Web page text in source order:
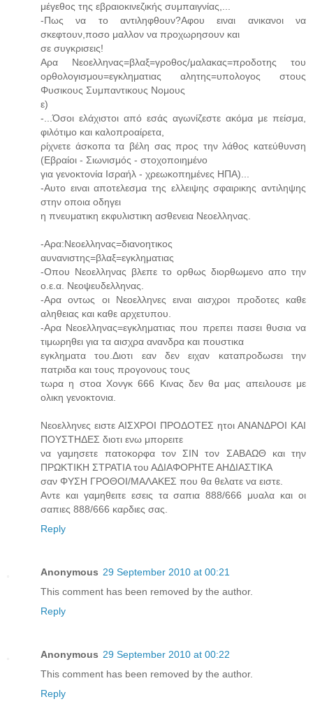
μέγεθος της εβραιοκινεζικής συμπαιγνίας,...
-Πως να το αντιληφθουν?Αφου ειναι ανικανοι να
σκεφτουν,ποσο μαλλον να προχωρησουν και
σε συγκρισεις!
Αρα Νεοελληνας=βλαξ=γροθος/μαλακας=προδοτης του
ορθολογισμου=εγκληματιας αλητης=υπολογος στους
Φυσικους Συμπαντικους Νομους
ε)
-...Όσοι ελάχιστοι από εσάς αγωνίζεστε ακόμα με πείσμα,
φιλότιμο και καλοπροαίρετα,
ρίχνετε άσκοπα τα βέλη σας προς την λάθος κατεύθυνση
(Εβραίοι - Σιωνισμός - στοχοποιημένο
για γενοκτονία Ισραήλ - χρεωκοπημένες ΗΠΑ)...
-Αυτο ειναι αποτελεσμα της ελλειψης σφαιρικης αντιληψης
στην οποια οδηγει
η πνευματικη εκφυλιστικη ασθενεια Νεοελληνας.
-Αρα:Νεοελληνας=διανοητικος
αυνανιστης=βλαξ=εγκληματιας
-Οπου Νεοελληνας βλεπε το ορθως διορθωμενο απο την
ο.ε.α. Νεοψευδελληνας.
-Αρα οντως οι Νεοελληνες ειναι αισχροι προδοτες καθε
αληθειας και καθε αρχετυπου.
-Αρα Νεοελληνας=εγκληματιας που πρεπει πασει θυσια να
τιμωρηθει για τα αισχρα ανανδρα και πουστικα
εγκληματα του.Διοτι εαν δεν ειχαν καταπροδωσει την
πατριδα και τους προγονους τους
τωρα η στοα Χονγκ 666 Κινας δεν θα μας απειλουσε με
ολικη γενοκτονια.
Νεοελληνες ειστε ΑΙΣΧΡΟΙ ΠΡΟΔΟΤΕΣ ητοι ΑΝΑΝΔΡΟΙ ΚΑΙ
ΠΟΥΣΤΗΔΕΣ διοτι ενω μπορειτε
να γαμησετε πατοκορφα τον ΣΙΝ τον ΣΑΒΑΩΘ και την
ΠΡΩΚΤΙΚΗ ΣΤΡΑΤΙΑ του ΑΔΙΑΦΟΡΗΤΕ ΑΗΔΙΑΣΤΙΚΑ
σαν ΦΥΣΗ ΓΡΟΘΟΙ/ΜΑΛΑΚΕΣ που θα θελατε να ειστε.
Αντε και γαμηθειτε εσεις τα σαπια 888/666 μυαλα και οι
σαπιες 888/666 καρδιες σας.
Reply
Anonymous 29 September 2010 at 00:21
This comment has been removed by the author.
Reply
Anonymous 29 September 2010 at 00:22
This comment has been removed by the author.
Reply